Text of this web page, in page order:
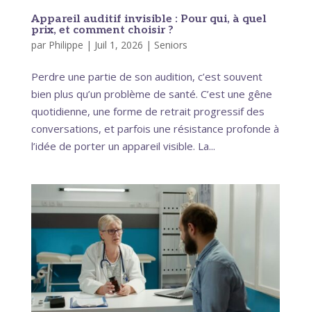
Appareil auditif invisible : Pour qui, à quel
prix, et comment choisir ?
par Philippe | Juil 1, 2026 | Seniors
Perdre une partie de son audition, c’est souvent
bien plus qu’un problème de santé. C’est une gêne
quotidienne, une forme de retrait progressif des
conversations, et parfois une résistance profonde à
l’idée de porter un appareil visible. La...